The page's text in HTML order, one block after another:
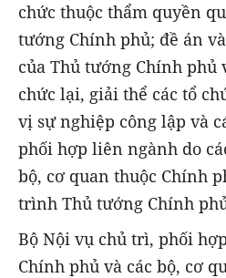
chức thuộc thẩm quyền
tướng Chính phủ; đề án
của Thủ tướng Chính phủ
chức lại, giải thể các tổ
vị sự nghiệp công lập và
phối hợp liên ngành do
bộ, cơ quan thuộc Chính
trình Thủ tướng Chính
Bộ Nội vụ chủ trì, phối
Chính phủ và các bộ, cơ